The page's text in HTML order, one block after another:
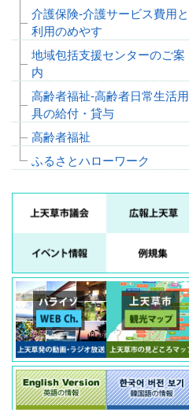
介護保険‐介護サービス費用と
利用のめやす
地域包括支援センターのご案
内
高齢者福祉‐高齢者日常生活用
具の給付・貸与
高齢者福祉
ふるさとハローワーク